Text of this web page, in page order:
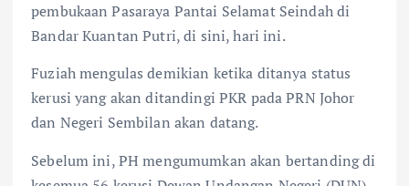
pembukaan Pasaraya Pantai Selamat Seindah di
Bandar Kuantan Putri, di sini, hari ini.
Fuziah mengulas demikian ketika ditanya status
kerusi yang akan ditandingi PKR pada PRN Johor
dan Negeri Sembilan akan datang.
Sebelum ini, PH mengumumkan akan bertanding di